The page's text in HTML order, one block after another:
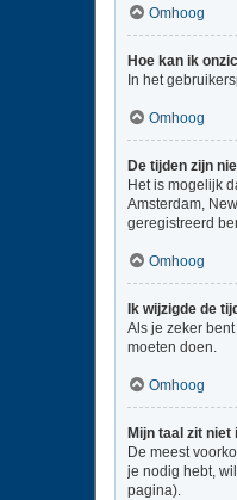
Omhoog
Hoe kan ik
In het
Omhoog
De tijden zijn
Het is mogelijk
Amsterdam,
geregistreerd
Omhoog
Ik wijzigde de
Als je zeker
moeten doen.
Omhoog
Mijn taal zit niet
De meest
je nodig hebt,
pagina).